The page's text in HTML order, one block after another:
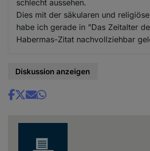
schlecht aussehen.
Dies mit der säkularen und
habe ich gerade in "Das Zeitalter
Habermas-Zitat nachvollziehbar
Diskussion anzeigen
Share